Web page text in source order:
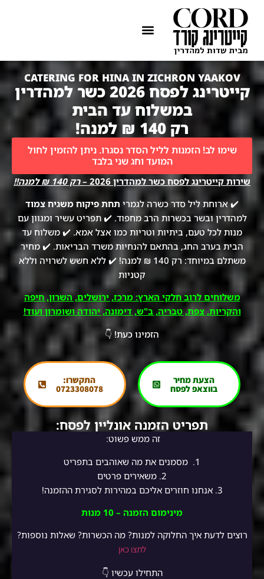
CATERING FOR HINA IN ZICHRON YAAKOV
קייטרינג לפסח 2026 כשר למהדרין
במשלוח עד הבית
רק 140 ₪ למנה!
שימו לב! הזמנות לליל הסדר נסגרו. ניתן להזמין לחול
המועד וחג שני בלבד
שירות קייטרינג לפסח כשר למהדרין 2026 –
רק 140 ₪ למנה!!
✔️ ארוחת ליל סדר כשרה לגמרי תחת פיקוח משגיח צמוד
למהדרין ובשר בכשרות הרב מחפוד. ✔️ תפריט עשיר ומגוון עם
מנות לכל טעם, ביתיות וטריות כמו אצל אמא. ✔️ משלוח עד
הבית בערב החג, בהתאם להנחיות משרד הבריאות. ✔️ מחיר
משתלם במיוחד: רק 140 ₪ למנה! ✔️ ללא חשש לשרויה וללא
קטניות
משלוחים לרוב חלקי הארץ: מרכז, ירושלים, השרון, חיפה
והקריות, צפת, טבריה, ב"ש, דימונה, יהודה ושומרון ועוד!
הזמינו כעת! 👇
הצעת מחיר
בווצאפ לפסח
התקשרו:
0723308078
תפריט הזמנה אונליין לפסח:
זה ממש פשוט:
1.
מסמנים את מה שאוהבים בתפריט
2. משאירים פרטים
3. אנחנו חוזרים אליכם במהירות לסגירת ההזמנה!
מינימום הזמנה – 10 מנות
רוצים לדעת איך החלוקה למנות? מה הכשרות? שאלות נוספות?
לחצו כאן
התחילו עכשיו 👇